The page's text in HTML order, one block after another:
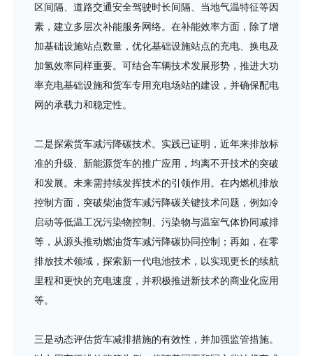
区间隔、道路交通安全驾驶时长间隔、当地气温特征等因
素，建立多层次补能服务网络。在补能效率方面，除了增
加基础设施站点数量，优化基础设施站点的充电、换电及
加氢效率同样重要。可结合车辆技术发展形势，推进大功
率充电基础设施和货车专用充电场站的建设，并确保配电
网的承载力和稳定性。
二是探索货车减污降碳技术。实践已证明，近年来排放标
准的升级、新能源货车的推广应用，均离不开技术的突破
和发展。未来需持续发挥技术的引领作用。在内燃机排放
控制方面，突破柴油货车减污降碳关键技术问题，例如冷
启动等低温工况污染物控制、污染物与温室气体协同减排
等，从源头推动燃油货车减污降碳协同控制；再如，在零
排放技术领域，探索新一代电池技术，以实现更长的续航
里程和更快的充电速度，并积极推进新技术的商业化应用
等。
三是动态评估货车减排措施的有效性，并加强监管措施。